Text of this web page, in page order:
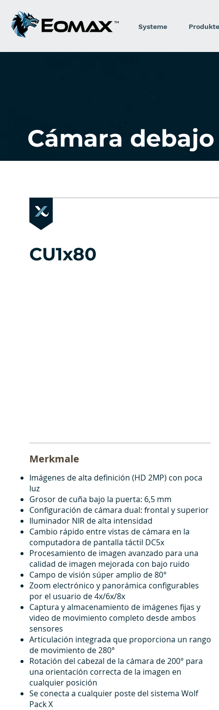
Systeme Produkte
Cámara
CU1x80
Merkmale
Imágenes de alta definición (HD 2MP) con poca
luz
Grosor de cuña bajo la puerta: 6,5 mm
Configuración de cámara dual: frontal y superior
Iluminador NIR de alta intensidad
Cambio rápido entre vistas de cámara en la
computadora de pantalla táctil DC5x
Procesamiento de imagen avanzado para una
calidad de imagen mejorada con bajo ruido
Campo de visión súper amplio de 80°
Zoom electrónico y panorámica configurables
por el usuario de 4x/6x/8x
Captura y almacenamiento de imágenes fijas y
video de movimiento completo desde ambos
sensores
Articulación integrada que proporciona un rango
de movimiento de 280°
Rotación del cabezal de la cámara de 200° para
una orientación correcta de la imagen en
cualquier posición
Se conecta a cualquier poste del sistema Wolf
Pack X